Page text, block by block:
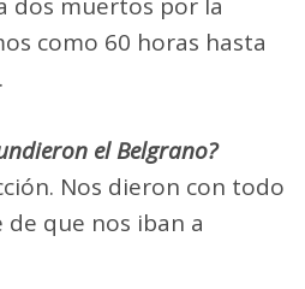
como 60 horas hasta
el Belgrano?
Nos dieron con todo
que nos iban a